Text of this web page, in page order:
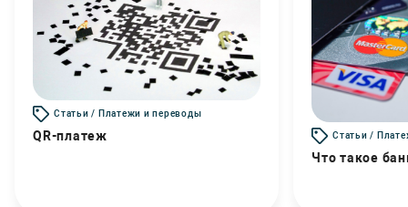
Статьи / Платежи и переводы
QR-платеж Статьи /
Что такое